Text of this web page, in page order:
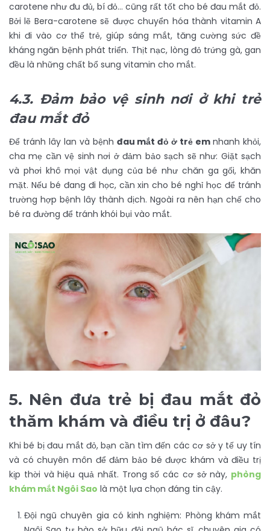
carotene như đu đủ, bí đỏ… cũng rất tốt cho bé đau mắt đỏ.
Bởi lẽ Bera-carotene sẽ được chuyển hóa thành vitamin A
khi đi vào cơ thể trẻ, giúp sáng mắt, tăng cường sức đề
kháng ngăn bệnh phát triển. Thịt nạc, lòng đỏ trứng gà, gan
đều là những chất bổ sung vitamin cho mắt.
4.3. Đảm bảo vệ sinh nơi ở khi trẻ
đau mắt đỏ
Để tránh lây lan và bệnh đau mắt đỏ ở trẻ emnhanh khỏi,
cha mẹ cần vệ sinh nơi ở đảm bảo sạch sẽ như: Giặt sạch
và phơi khô mọi vật dụng của bé như chăn ga gối, khăn
mặt. Nếu bé đang đi học, cần xin cho bé nghỉ học để tránh
trường hợp bệnh lây thành dịch. Ngoài ra nên hạn chế cho
bé ra đường để tránh khói bụi vào mắt.
5. Nên đưa trẻ bị đau mắt đỏ
thăm khám và điều trị ở đâu?
Khi bé bị đau mắt đỏ, bạn cần tìm đến các cơ sở y tế uy tín
và có chuyên môn để đảm bảo bé được khám và điều trị
kịp thời và hiệu quả nhất. Trong số các cơ sở này, phòng
khám mắt Ngôi Sao là một lựa chọn đáng tin cậy.
Đội ngũ chuyên gia có kinh nghiệm: Phòng khám mắt